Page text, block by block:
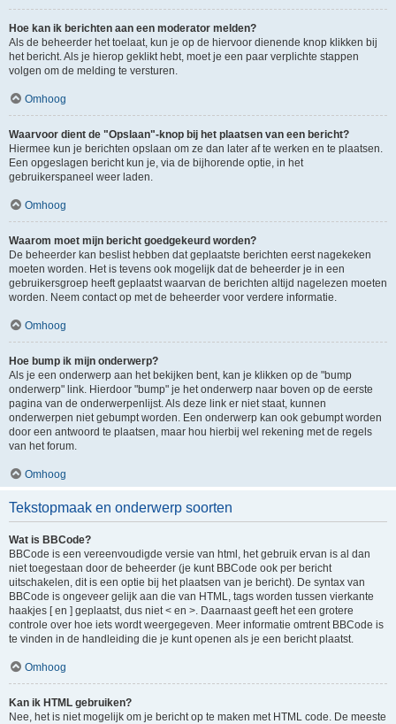
Hoe kan ik berichten aan een moderator melden?
Als de beheerder het toelaat, kun je op de hiervoor dienende knop klikken bij
het bericht. Als je hierop geklikt hebt, moet je een paar verplichte stappen
volgen om de melding te versturen.
Omhoog
Waarvoor dient de "Opslaan"-knop bij het plaatsen van een bericht?
Hiermee kun je berichten opslaan om ze dan later af te werken en te plaatsen.
Een opgeslagen bericht kun je, via de bijhorende optie, in het
gebruikerspaneel weer laden.
Omhoog
Waarom moet mijn bericht goedgekeurd worden?
De beheerder kan beslist hebben dat geplaatste berichten eerst nagekeken
moeten worden. Het is tevens ook mogelijk dat de beheerder je in een
gebruikersgroep heeft geplaatst waarvan de berichten altijd nagelezen moeten
worden. Neem contact op met de beheerder voor verdere informatie.
Omhoog
Hoe bump ik mijn onderwerp?
Als je een onderwerp aan het bekijken bent, kan je klikken op de "bump
onderwerp" link. Hierdoor "bump" je het onderwerp naar boven op de eerste
pagina van de onderwerpenlijst. Als deze link er niet staat, kunnen
onderwerpen niet gebumpt worden. Een onderwerp kan ook gebumpt worden
door een antwoord te plaatsen, maar hou hierbij wel rekening met de regels
van het forum.
Omhoog
Tekstopmaak en onderwerp soorten
Wat is BBCode?
BBCode is een vereenvoudigde versie van html, het gebruik ervan is al dan
niet toegestaan door de beheerder (je kunt BBCode ook per bericht
uitschakelen, dit is een optie bij het plaatsen van je bericht). De syntax van
BBCode is ongeveer gelijk aan die van HTML, tags worden tussen vierkante
haakjes [ en ] geplaatst, dus niet < en >. Daarnaast geeft het een grotere
controle over hoe iets wordt weergegeven. Meer informatie omtrent BBCode is
te vinden in de handleiding die je kunt openen als je een bericht plaatst.
Omhoog
Kan ik HTML gebruiken?
Nee, het is niet mogelijk om je bericht op te maken met HTML code. De meeste